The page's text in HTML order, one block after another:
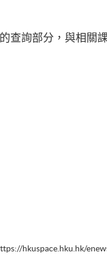
查詢部分，與相關
hkuspace.hku.hk/